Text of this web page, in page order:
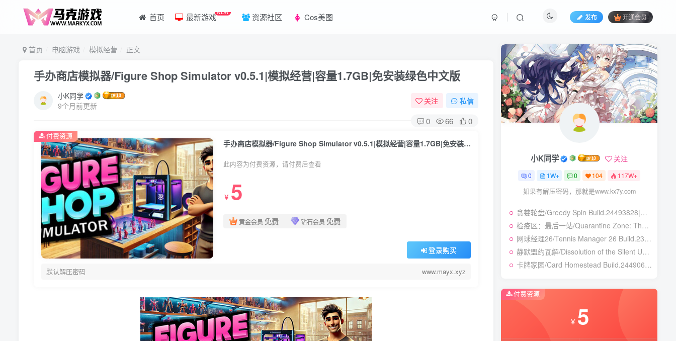
首页 最新游戏NEW 资源社区 Cos美图 发布 开通会员
首页 电脑游戏 模拟经营 正文
手办商店模拟器/Figure Shop Simulator v0.5.1|模拟经营|容量1.7GB|免安装绿色中文版
小K同学
9个月前更新
关注 私信
0 66 0
手办商店模拟器/Figure Shop Simulator v0.5.1|模拟经营|容量1.7GB|免安装绿色中文版
此内容为付费资源，请付费后查看
￥ 5
黄金会员 免费 钻石会员 免费
登录购买
默认解压密码 www.mayx.xyz
付费资源
小K同学 关注
0 1W+ 0 104 117W+
如果有解压密码，那就是www.kx7y.com
贪婪轮盘/Greedy Spin Build.24493828|策略战棋|容量247B|免安装绿色中文版
检疫区：最后一站/Quarantine Zone: The Last Check v1.1.13.1981|模拟经营|容量12.7GB|免安装绿色中文版
网球经理26/Tennis Manager 26 Build.23764728|体育竞速|容量4.1GB|免安装绿色中文版
静默盟约瓦解/Dissolution of the Silent Union Build.24450155|恐怖冒险|容量1GB|免安装绿色中文版
卡牌家园/Card Homestead Build.24490632|策略战棋|容量1.3GB|免安装绿色中文版
付费资源
￥ 5